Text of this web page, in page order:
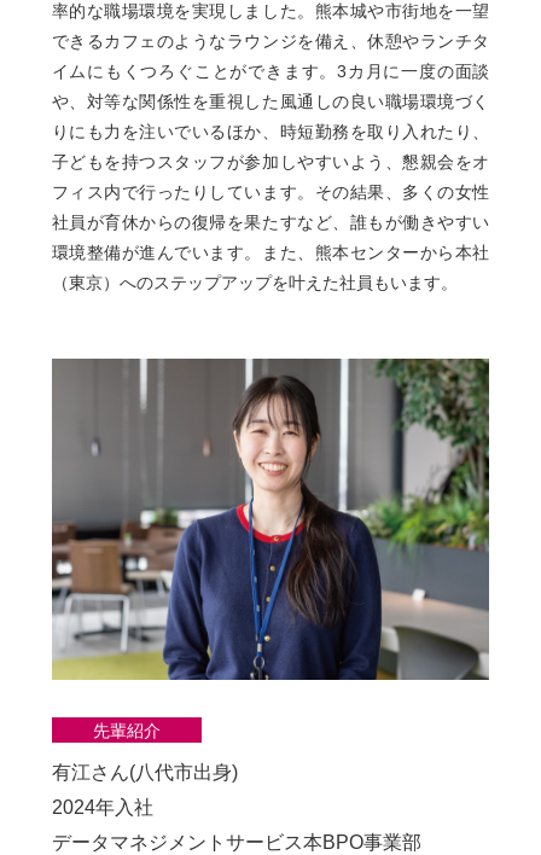
率的な職場環境を実現しました。熊本城や市街地を一望
できるカフェのようなラウンジを備え、休憩やランチタ
イムにもくつろぐことができます。3カ月に一度の面談
や、対等な関係性を重視した風通しの良い職場環境づく
りにも力を注いでいるほか、時短勤務を取り入れたり、
子どもを持つスタッフが参加しやすいよう、懇親会をオ
フィス内で行ったりしています。その結果、多くの女性
社員が育休からの復帰を果たすなど、誰もが働きやすい
環境整備が進んでいます。また、熊本センターから本社
（東京）へのステップアップを叶えた社員もいます。
先輩紹介
有江さん(八代市出身)
2024年入社
データマネジメントサービス本BPO事業部